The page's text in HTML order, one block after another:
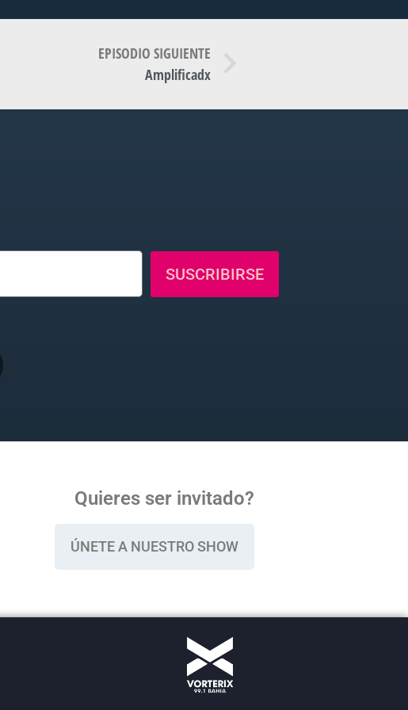
EPISODIO SIGUIENTE
Amplificadx
SUSCRIBIRSE
Quieres ser invitado?
ÚNETE A NUESTRO SHOW